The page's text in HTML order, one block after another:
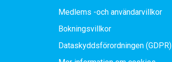
Medlems -och användarvillkor
Bokningsvillkor
Dataskyddsförordningen (GDPR)